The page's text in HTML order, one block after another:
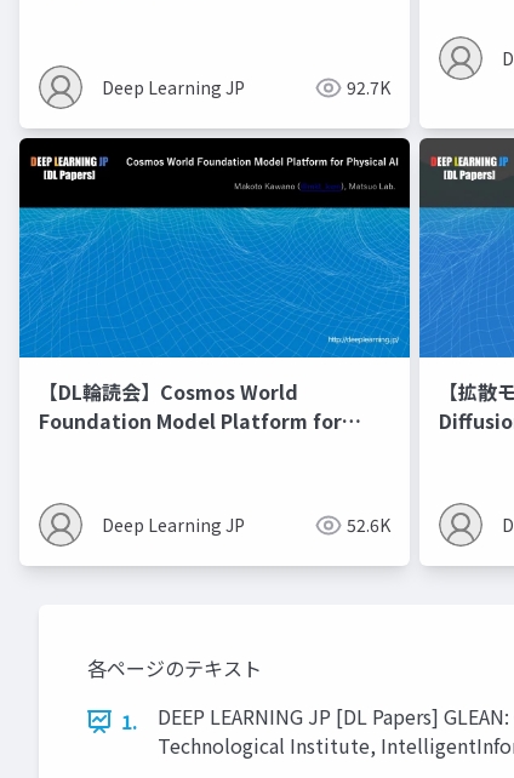
Deep Learning JP 92.7K
【DL輪読会】Cosmos World
Foundation Model Platform for
Deep Learning JP 52.6K
【拡
各ページのテキスト
1.
DEEP LEARNING JP [DL Papers]
Technological Institute,